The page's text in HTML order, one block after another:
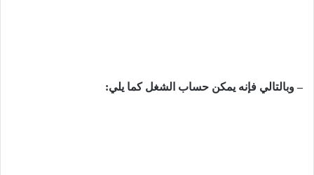
–وبالتالي فإنه یمكن حساب الشغل كما یلي: